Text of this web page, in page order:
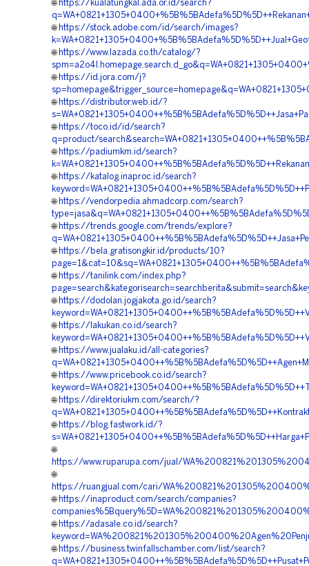
🌐 https://kualatungkal.ada.or.id/search?
🌐 https://stock.adobe.com/id/search/images?
🌐 https://www.lazada.co.th/catalog/?
🌐 https://id.jora.com/j?
🌐 https://distributor.web.id/?
🌐 https://toco.id/id/search?
q=product/
🌐 https://padiumkm.id/search?
🌐 https://katalog.inaproc.id/search?
🌐 https://vendorpedia.ahmadcorp.com/search?
🌐 https://trends.google.com/trends/explore?
🌐 https://bela.gratisongkir.id/products/10?
🌐 https://tanilink.com/index.php?
🌐 https://dodolan.jogjakota.go.id/search?
🌐 https://lakukan.co.id/search?
🌐 https://www.jualaku.id/all-categories?
🌐 https://www.pricebook.co.id/search?
🌐 https://direktoriukm.com/search/?
🌐 https://blog.fastwork.id/?
🌐
https://www.ruparupa.com/jual/
🌐
https://ruangjual.com/cari/
🌐 https://inaproduct.com/search/companies?
🌐 https://adasale.co.id/search?
🌐 https://business.twinfallschamber.com/list/search?